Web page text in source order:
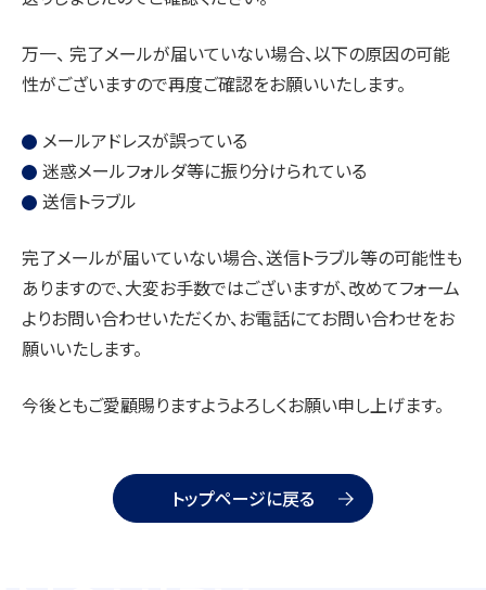
万一、 完了メールが届いていない場合、以下の原因の可能
性がございますので再度ご確認をお願いいたします。
メールアドレスが誤っている
迷惑メールフォルダ等に振り分けられている
送信トラブル
完了メールが届いていない場合、送信トラブル等の可能性も
ありますので、大変お手数ではございますが、改めてフォーム
よりお問い合わせいただくか、お電話にてお問い合わせをお
願いいたします。
今後ともご愛顧賜りますようよろしくお願い申し上げます。
トップページに戻る